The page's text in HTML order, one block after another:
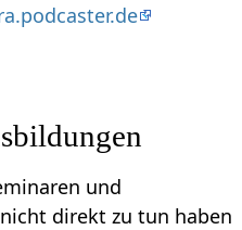
und
direkt zu tun haben